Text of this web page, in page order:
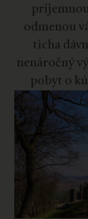
odmenou
ticha
nenáročný
pobyt o